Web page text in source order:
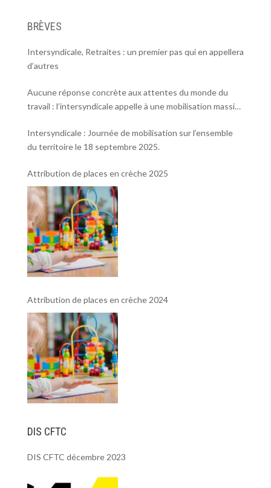
BRÈVES
Intersyndicale, Retraites : un premier pas qui en appellera
d’autres
Aucune réponse concrète aux attentes du monde du
travail : l’intersyndicale appelle à une mobilisation massive
Intersyndicale : Journée de mobilisation sur l’ensemble
du territoire le 18 septembre 2025.
Attribution de places en crèche 2025
Attribution de places en crèche 2024
DIS CFTC
DIS CFTC décembre 2023